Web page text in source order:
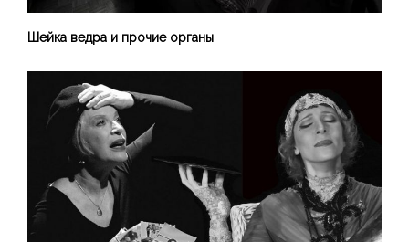
Шейка ведра и прочие органы